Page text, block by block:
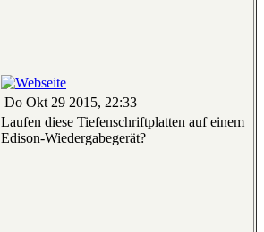
Do Okt 29 2015, 22:33
Laufen diese Tiefenschriftplatten auf einem
Edison-Wiedergabegerät?